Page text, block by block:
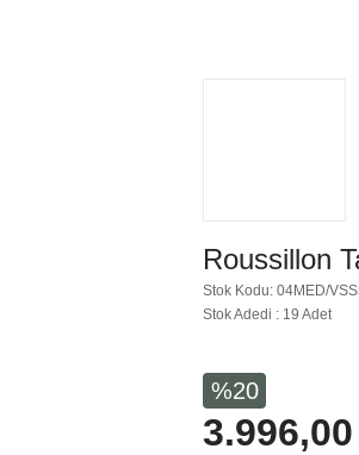
Roussillon
Stok Kodu: 04MED/
Stok Adedi : 19 Adet
%20